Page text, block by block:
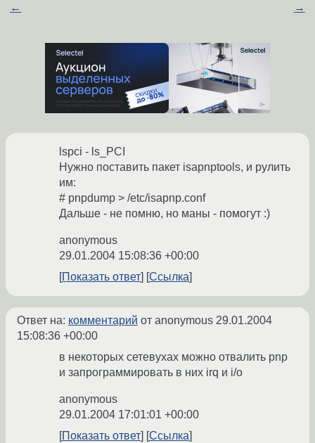
← →
lspci - ls_PCI
Нужно поставить пакет isapnptools, и рулить
им:
# pnpdump > /etc/isapnp.conf
Дальше - не помню, но маны - помогут :)
anonymous
29.01.2004 15:08:36 +00:00
Показать ответ
Ссылка
Ответ на: комментарий от anonymous 29.01.2004
15:08:36 +00:00
в некоторых сетевухах можно отвалить pnp
и запрограммировать в них irq и i/o
anonymous
29.01.2004 17:01:01 +00:00
Показать ответ
Ссылка